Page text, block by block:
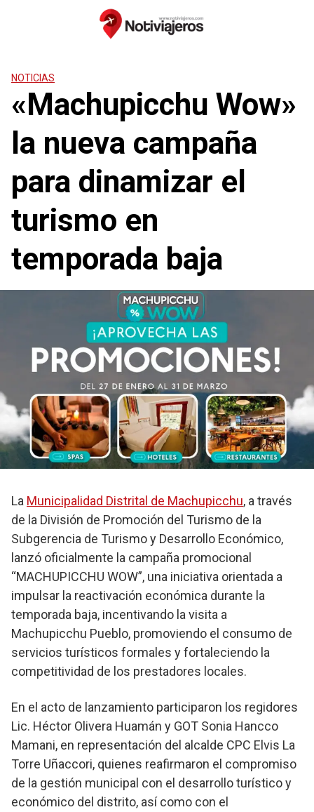
NOTICIAS
«Machupicchu Wow»
la nueva campaña
para dinamizar el
turismo en
temporada baja
La Municipalidad Distrital de Machupicchu, a través
de la División de Promoción del Turismo de la
Subgerencia de Turismo y Desarrollo Económico,
lanzó oficialmente la campaña promocional
“MACHUPICCHU WOW”, una iniciativa orientada a
impulsar la reactivación económica durante la
temporada baja, incentivando la visita a
Machupicchu Pueblo, promoviendo el consumo de
servicios turísticos formales y fortaleciendo la
competitividad de los prestadores locales.
En el acto de lanzamiento participaron los regidores
Lic. Héctor Olivera Huamán y GOT Sonia Hancco
Mamani, en representación del alcalde CPC Elvis La
Torre Uñaccori, quienes reafirmaron el compromiso
de la gestión municipal con el desarrollo turístico y
económico del distrito, así como con el